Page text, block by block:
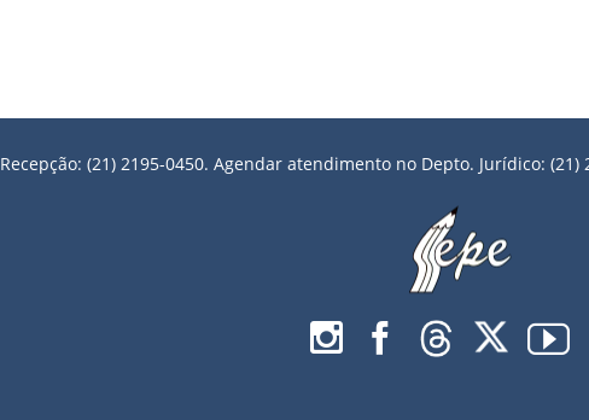
Recepção: (21) 2195-0450. Agendar atendimento no Depto. Jurídico: (21)